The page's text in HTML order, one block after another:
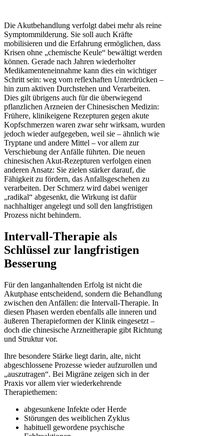
Die Akutbehandlung verfolgt dabei mehr als reine
Symptommilderung. Sie soll auch Kräfte
mobilisieren und die Erfahrung ermöglichen, dass
Krisen ohne „chemische Keule“ bewältigt werden
können. Gerade nach Jahren wiederholter
Medikamenteneinnahme kann dies ein wichtiger
Schritt sein: weg vom reflexhaften Unterdrücken –
hin zum aktiven Durchstehen und Verarbeiten.
Dies gilt übrigens auch für die überwiegend
pflanzlichen Arzneien der Chinesischen Medizin:
Frühere, klinikeigene Rezepturen gegen akute
Kopfschmerzen waren zwar sehr wirksam, wurden
jedoch wieder aufgegeben, weil sie – ähnlich wie
Tryptane und andere Mittel – vor allem zur
Verschiebung der Anfälle führten. Die neuen
chinesischen Akut-Rezepturen verfolgen einen
anderen Ansatz: Sie zielen stärker darauf, die
Fähigkeit zu fördern, das Anfallsgeschehen zu
verarbeiten. Der Schmerz wird dabei weniger
„radikal“ abgesenkt, die Wirkung ist dafür
nachhaltiger angelegt und soll den langfristigen
Prozess nicht behindern.
Intervall-Therapie als
Schlüssel zur langfristigen
Besserung
Für den langanhaltenden Erfolg ist nicht die
Akutphase entscheidend, sondern die Behandlung
zwischen den Anfällen: die Intervall-Therapie. In
diesen Phasen werden ebenfalls alle inneren und
äußeren Therapieformen der Klinik eingesetzt –
doch die chinesische Arzneitherapie gibt Richtung
und Struktur vor.
Ihre besondere Stärke liegt darin, alte, nicht
abgeschlossene Prozesse wieder aufzurollen und
„auszutragen“. Bei Migräne zeigen sich in der
Praxis vor allem vier wiederkehrende
Therapiethemen:
abgesunkene Infekte oder Herde
Störungen des weiblichen Zyklus
habituell gewordene psychische